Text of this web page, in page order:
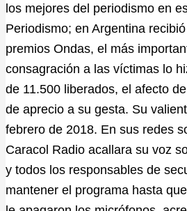
los mejores del periodismo en
Periodismo; en Argentina
premios Ondas, el más
consagración a las víctimas lo
de 11.500 liberados, el afecto
de aprecio a su gesta. Su
febrero de 2018. En sus redes
Caracol Radio acallara su voz
y todos los responsables de
mantener el programa hasta